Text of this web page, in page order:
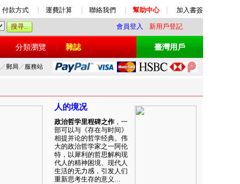
付款方式 運費計算 聯絡我們 幫助中心 加入書簽
會員登入 新用戶登記
分類瀏覽 雜誌 臺灣用戶
／郵局 ／ 服務站
人的境况
政治哲学里程碑之作 ，一
部可以与《存在与时间》
相提并论的哲学经典。伟
大的政治哲学家之一阿伦
特，以犀利的哲思解构现
代人的精神困境、现代人
生活的无力感，引发人们
重新思考生存的意义...